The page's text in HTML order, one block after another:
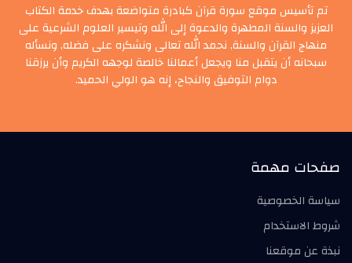
تم تأسيس موقع سورة قرآن كبادرة متواضعة بهدف خدمة الكتاب
العزيز والسنة المطهرة والدعوة إلى الله وتيسير العلوم الشرعية على
منهاج القرآن والسنة, نحمد الله تعالى ونشكره على فضله, ونسأله
سبحانه أن يتقبل منا ويجعل أعمالنا خالصة لوجهه الكريم وأن يرزقنا
دوام التوفيق والنجاح، إنه هو الولي الحميد.
صفحات مهمة
سياسة الخصوصية
شروط الاستخدام
نبذة عن موقعنا